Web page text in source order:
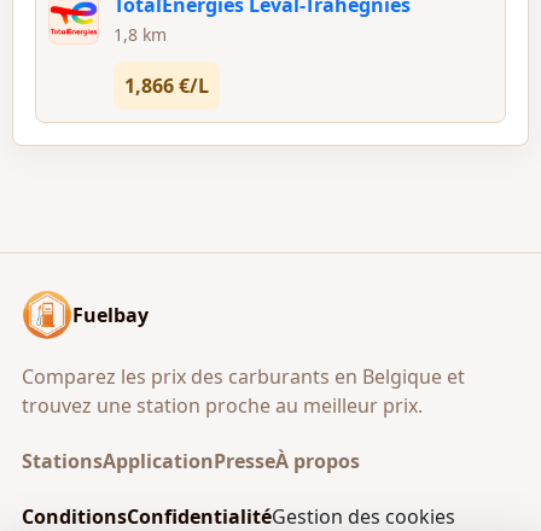
1,8 km
1,866 €/L
Fuelbay
Comparez les prix des carburants en Belgique et
trouvez une station proche au meilleur prix.
StationsApplicationPresseÀ propos
ConditionsConfidentialitéGestion des cookies